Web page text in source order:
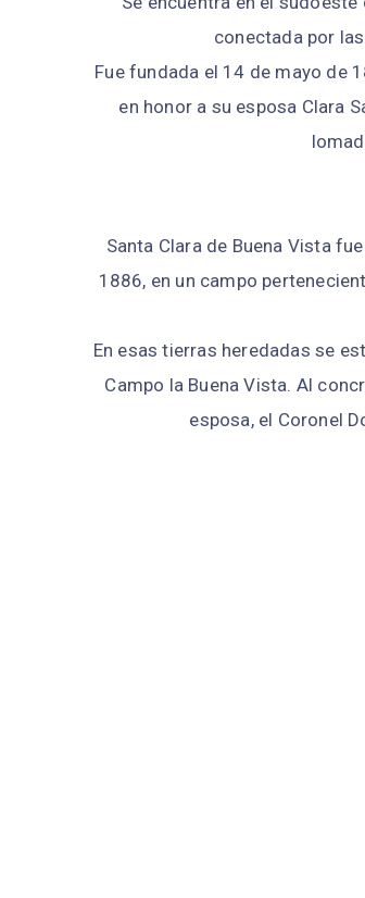
conectada por
Fue fundada el 14 de mayo de
en honor a su esposa Clara
Santa Clara de Buena Vista
1886, en un campo
En esas tierras heredadas se
Campo la Buena Vista. Al
esposa, el Coronel